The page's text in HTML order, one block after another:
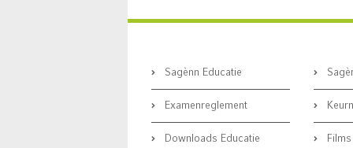
Sagènn Educatie
Examenreglement
Downloads Educatie Films